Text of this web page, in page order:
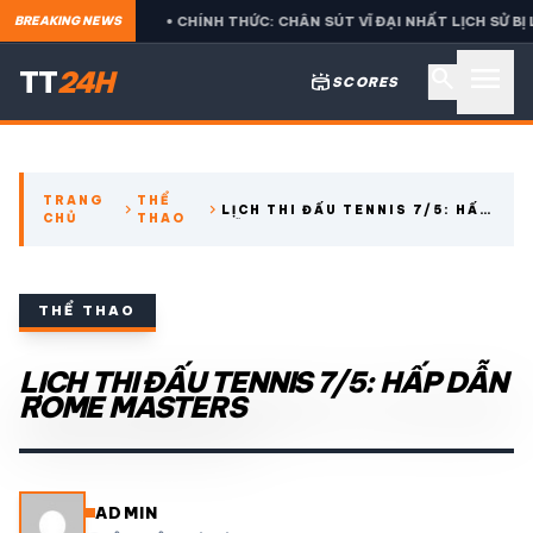
BREAKING NEWS
BETIS • CHÍNH THỨC: CHÂN SÚT VĨ ĐẠI NHẤT LỊCH SỬ BỊ
TT24H stadium SCORES
CÁC GIẢI NGOẠI HẠNG
THỂ THAO TRONG NƯỚC
THỂ THAO expand_more
VIDEO
LỊCH THI ĐẤU
TRANG
CHỦ
chevron_right THỂ
THAO
chevron_right LỊCH THI ĐẤU TENNIS 7/5: HẤP
THỂ THAO
LỊCH THI ĐẤU TENNIS 7/5: HẤP DẪN
ROME MASTERS
ADMIN